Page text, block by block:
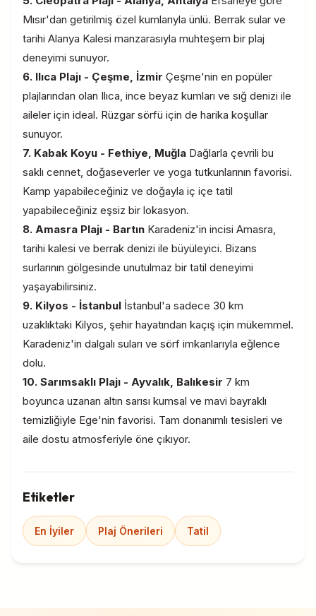
Mısır'dan getirilmiş özel kumlarıyla ünlü. Berrak sular ve
tarihi Alanya Kalesi manzarasıyla muhteşem bir plaj
deneyimi sunuyor.
6. Ilıca Plajı - Çeşme, İzmir Çeşme'nin en popüler
plajlarından olan Ilıca, ince beyaz kumları ve sığ denizi ile
aileler için ideal. Rüzgar sörfü için de harika koşullar
sunuyor.
7. Kabak Koyu - Fethiye, Muğla Dağlarla çevrili bu
saklı cennet, doğaseverler ve yoga tutkunlarının favorisi.
Kamp yapabileceğiniz ve doğayla iç içe tatil
yapabileceğiniz eşsiz bir lokasyon.
8. Amasra Plajı - Bartın Karadeniz'in incisi Amasra,
tarihi kalesi ve berrak denizi ile büyüleyici. Bizans
surlarının gölgesinde unutulmaz bir tatil deneyimi
yaşayabilirsiniz.
9. Kilyos - İstanbul İstanbul'a sadece 30 km
uzaklıktaki Kilyos, şehir hayatından kaçış için mükemmel.
Karadeniz'in dalgalı suları ve sörf imkanlarıyla eğlence
dolu.
10. Sarımsaklı Plajı - Ayvalık, Balıkesir 7 km
boyunca uzanan altın sarısı kumsal ve mavi bayraklı
temizliğiyle Ege'nin favorisi. Tam donanımlı tesisleri ve
aile dostu atmosferiyle öne çıkıyor.
Etiketler
En İyiler Plaj Önerileri Tatil